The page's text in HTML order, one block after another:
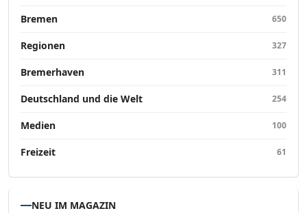
Bremen 650
Regionen 327
Bremerhaven 311
Deutschland und die Welt 254
Medien 100
Freizeit 61
NEU IM MAGAZIN